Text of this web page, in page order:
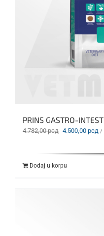
PRINS GASTRO-
4.782,00рсд Originalna
4.782,00 рсд.
4.500,00 рсд /
Dodaj u korpu